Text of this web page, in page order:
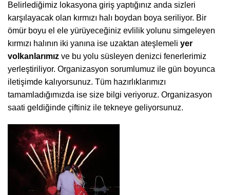
Belirlediğimiz lokasyona giriş yaptığınız anda sizleri
karşılayacak olan kırmızı halı boydan boya seriliyor. Bir
ömür boyu el ele yürüyeceğiniz evlilik yolunu simgeleyen
kırmızı halının iki yanına ise uzaktan ateşlemeli yer
volkanlarımız ve bu yolu süsleyen denizci fenerlerimiz
yerleştiriliyor. Organizasyon sorumlumuz ile gün boyunca
iletişimde kalıyorsunuz. Tüm hazırlıklarımızı
tamamladığımızda ise size bilgi veriyoruz. Organizasyon
saati geldiğinde çiftiniz ile tekneye geliyorsunuz.